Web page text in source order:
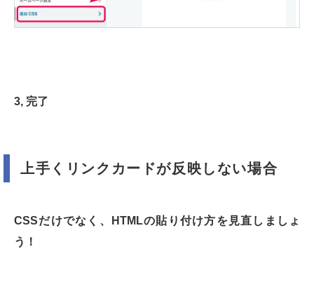
3, 完了
上手くリンクカードが反映しない場合
CSSだけでなく、HTMLの貼り付け方を見直しましょ
う！